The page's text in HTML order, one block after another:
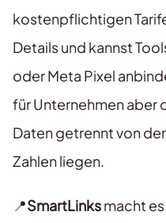
kostenpflichtigen
Details und kannst
oder Meta Pixel
für Unternehmen aber
Daten getrennt von
Zahlen liegen.
📍SmartLinksmacht